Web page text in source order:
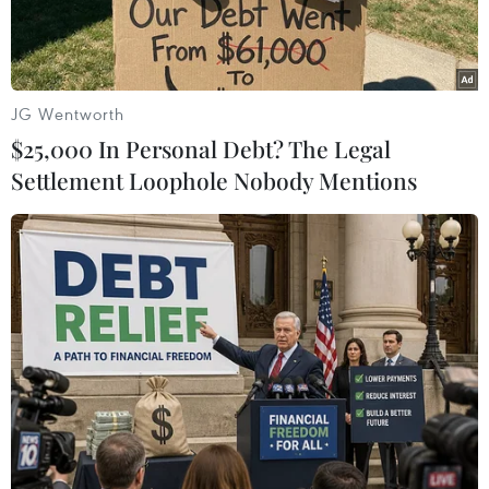
dải mây kéo đến miền Bắc vàgiữ hơi ấm lại trên
mặt đất.
Thêm vào đó, hình thái thời tiết đêm giá rét,
cảm giác rét buốt bớt dần đi. Trong khi đó, Tây
Nguyên và Nam Bộduy trì nền nhiệt độ ổn định
từ 27-30 độ, ban đêm tiết trời se lạnh khoảng
dưới20 độ C.
Vùng biển ngoài khơi Trung Bộ và Nam Bộ do
ảnh hưởng của không khí lạnh nêntiếp tục có
gió đông bắc mạnh cấp 6, giật trên cấp 6, biển
động.
Khu vực bắc và giữa Biển Đông (bao gồm cả
JG Wentworth
$25,000 In Personal Debt? The Legal
Settlement Loophole Nobody Mentions